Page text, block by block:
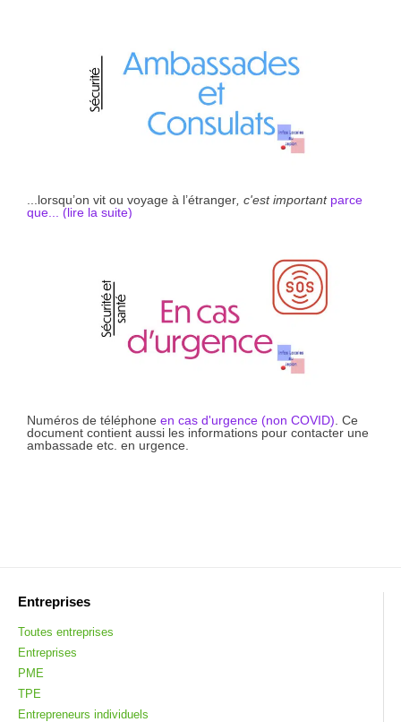
...lorsqu’on vit ou voyage à l’étranger , c'est important parce
que... (lire la suite)
Numéros de téléphone en cas d'urgence (non COVID) . Ce
document contient aussi les informations pour contacter une
ambassade etc. en urgence.
Entreprises
Toutes entreprises
Entreprises
PME
TPE
Entrepreneurs individuels